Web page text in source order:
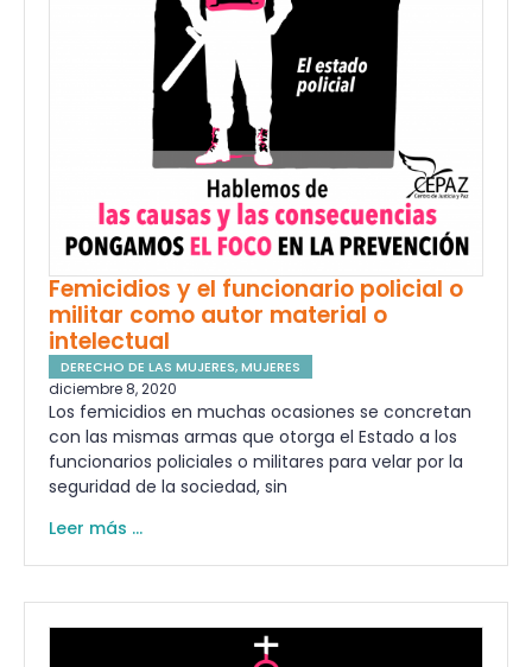
Femicidios y el funcionario policial o
militar como autor material o
intelectual
DERECHO DE LAS MUJERES,MUJERES
diciembre 8, 2020
Los femicidios en muchas ocasiones se concretan
con las mismas armas que otorga el Estado a los
funcionarios policiales o militares para velar por la
seguridad de la sociedad, sin
Leer más ...